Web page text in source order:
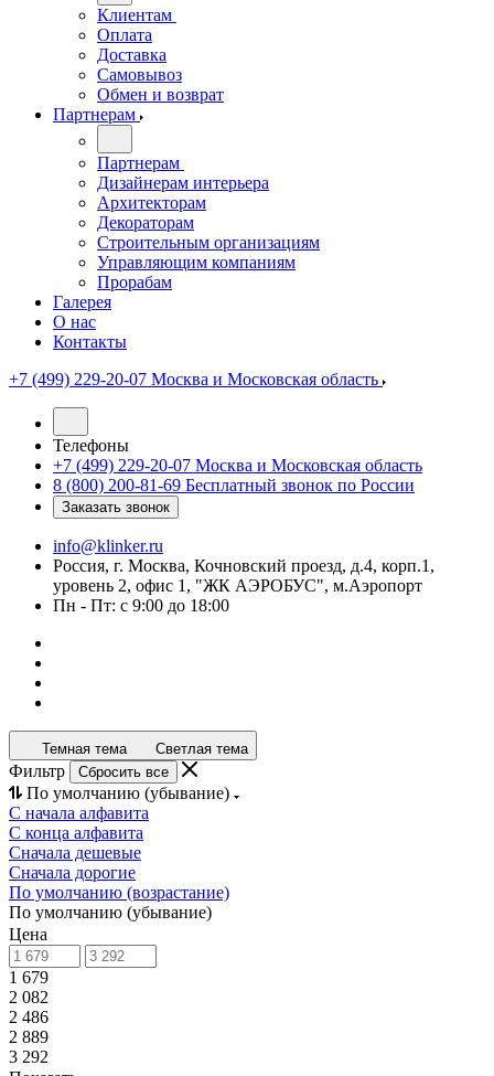
Клиентам
Оплата
Доставка
Самовывоз
Обмен и возврат
Партнерам
Партнерам
Дизайнерам интерьера
Архитекторам
Декораторам
Строительным организациям
Управляющим компаниям
Прорабам
Галерея
О нас
Контакты
+7 (499) 229-20-07 Москва и Московская область
Телефоны
+7 (499) 229-20-07 Москва и Московская область
8 (800) 200-81-69 Бесплатный звонок по России
Заказать звонок
info@klinker.ru
Россия, г. Москва, Кочновский проезд, д.4, корп.1,
уровень 2, офис 1, "ЖК АЭРОБУС", м.Аэропорт
Пн - Пт: с 9:00 до 18:00
Темная тема Светлая тема
Фильтр Сбросить все
По умолчанию (убывание)
С начала алфавита
С конца алфавита
Сначала дешевые
Сначала дорогие
По умолчанию (возрастание)
По умолчанию (убывание)
Цена
1 679
2 082
2 486
2 889
3 292